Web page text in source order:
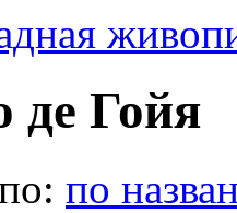
де Гойя
по